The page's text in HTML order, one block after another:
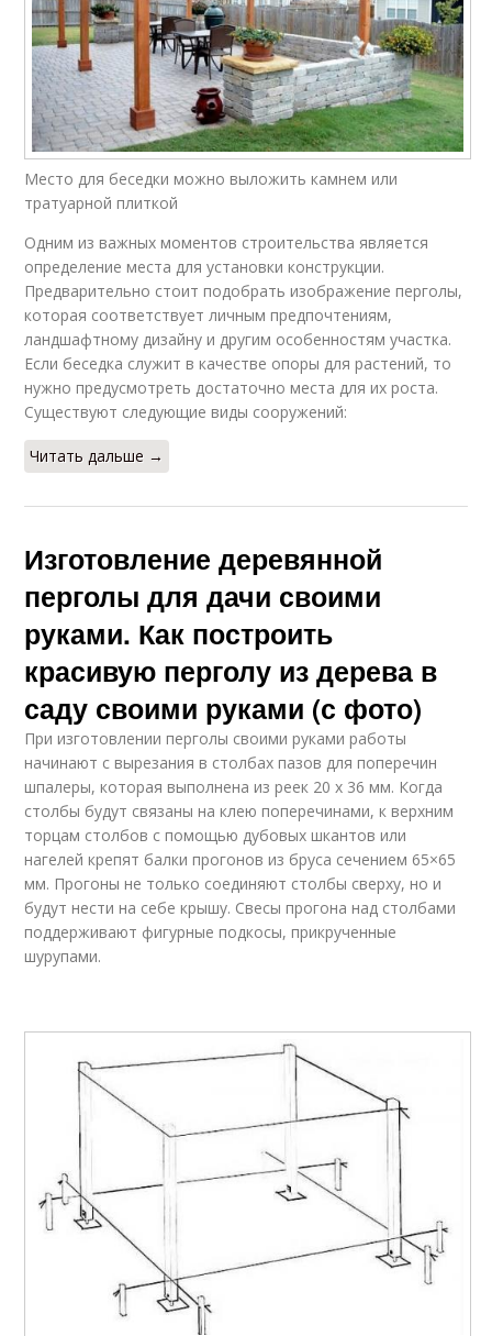
Место для беседки можно выложить камнем или
тратуарной плиткой
Одним из важных моментов строительства является
определение места для установки конструкции.
Предварительно стоит подобрать изображение перголы,
которая соответствует личным предпочтениям,
ландшафтному дизайну и другим особенностям участка.
Если беседка служит в качестве опоры для растений, то
нужно предусмотреть достаточно места для их роста.
Существуют следующие виды сооружений:
Читать дальше →
Изготовление деревянной
перголы для дачи своими
руками. Как построить
красивую перголу из дерева в
саду своими руками (с фото)
При изготовлении перголы своими руками работы
начинают с вырезания в столбах пазов для поперечин
шпалеры, которая выполнена из реек 20 х 36 мм. Когда
столбы будут связаны на клею поперечинами, к верхним
торцам столбов с помощью дубовых шкантов или
нагелей крепят балки прогонов из бруса сечением 65×65
мм. Прогоны не только соединяют столбы сверху, но и
будут нести на себе крышу. Свесы прогона над столбами
поддерживают фигурные подкосы, прикрученные
шурупами.